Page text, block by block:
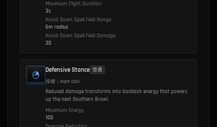
Maximum Flight Duration
3s
Knock Down Spell Field Range
6m radius
Knock Down Spell Field Damage
30
Defensive Stance 普通
按键：Right Click
Reduced damage transforms into backlash energy that powers
up the next Southern Brawl.
Maximum Energy
100